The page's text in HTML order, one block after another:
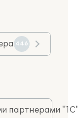
446
партнерами